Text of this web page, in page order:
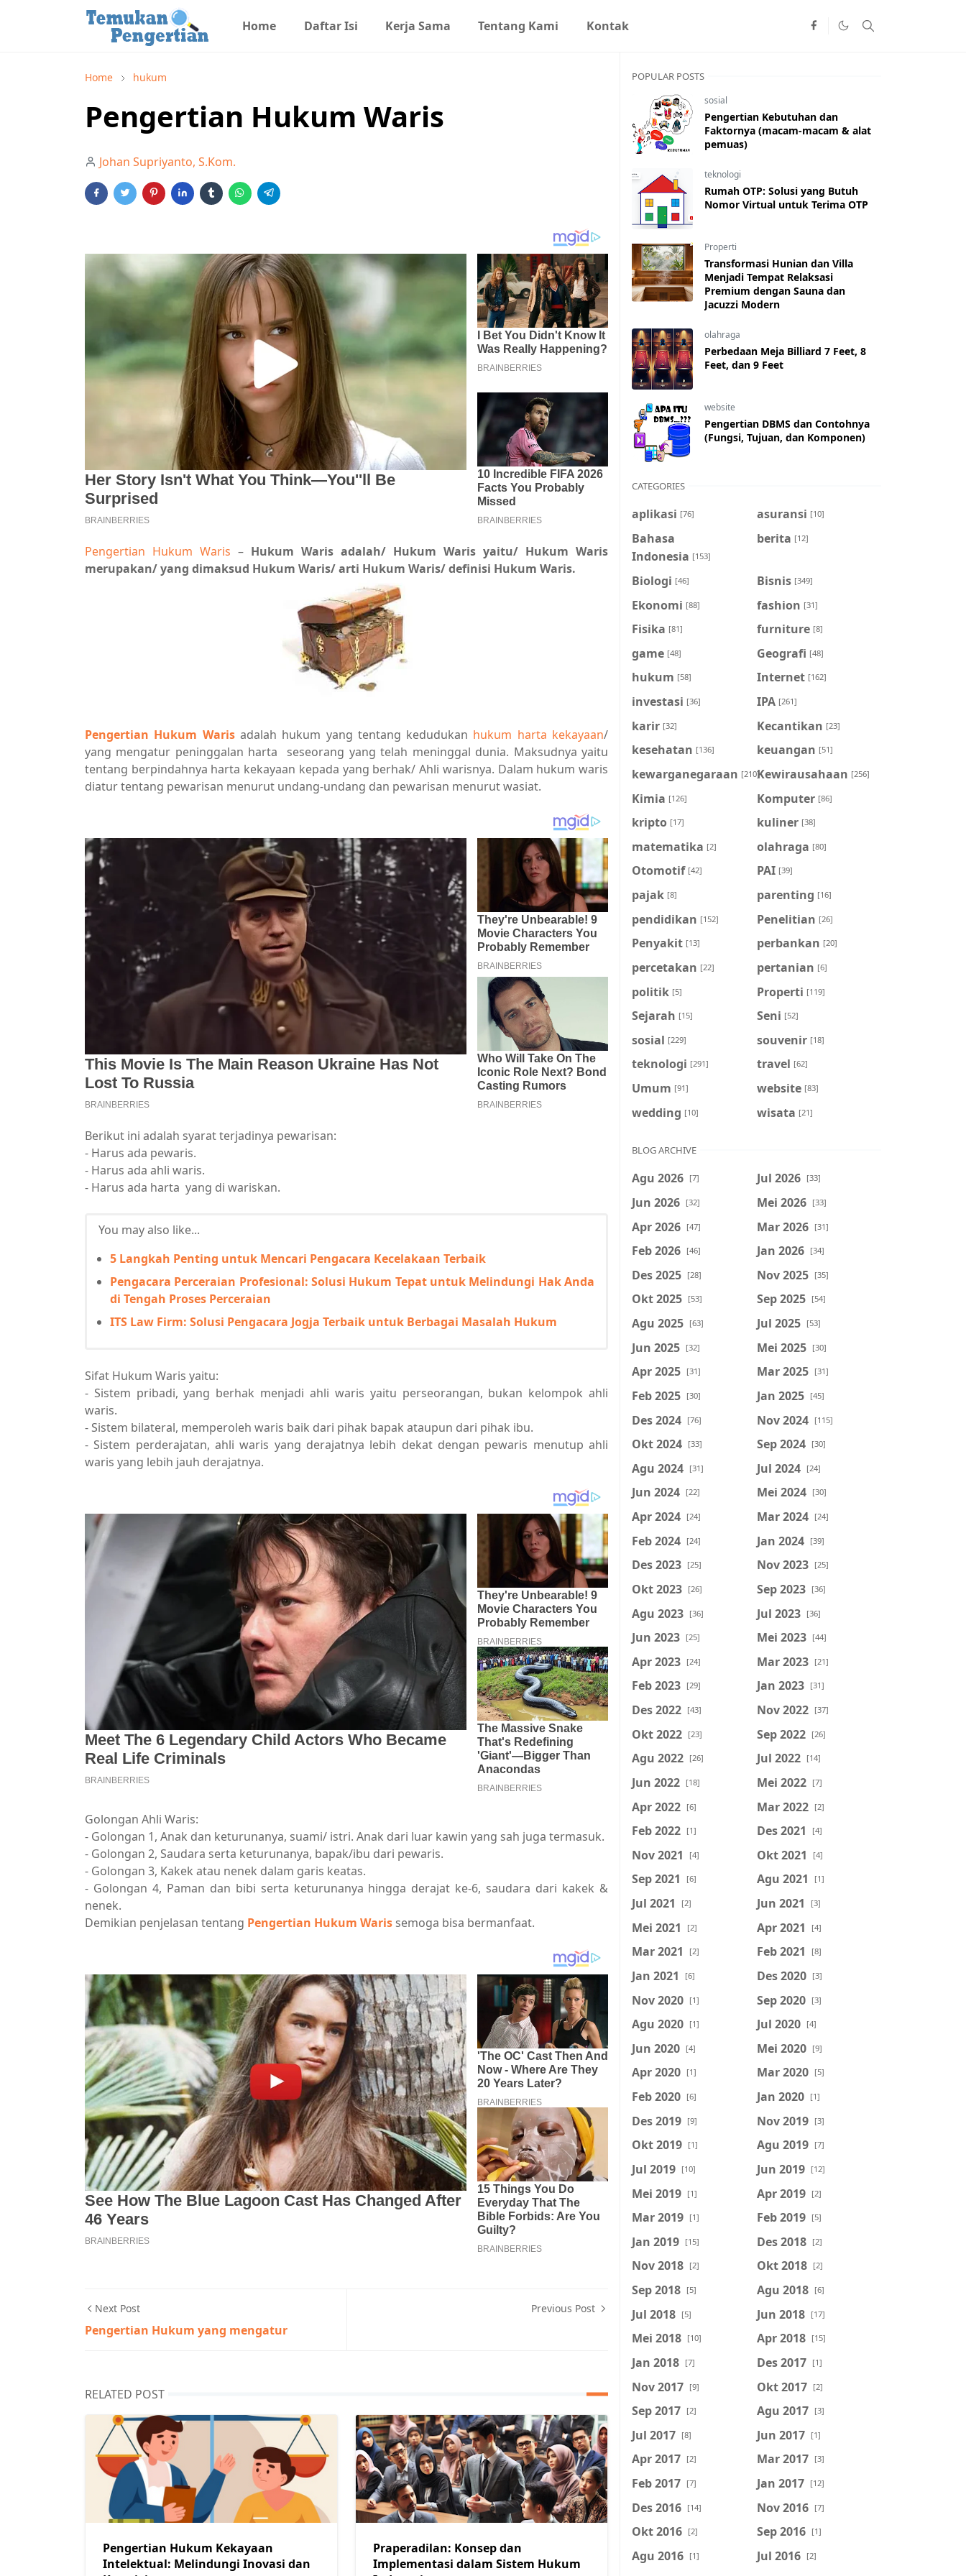
Home Daftar Isi Kerja Sama Tentang Kami Kontak
Home hukum
Pengertian Hukum Waris
Johan Supriyanto, S.Kom.
Pengertian Hukum Waris – Hukum Waris adalah/ Hukum Waris yaitu/ Hukum Waris
merupakan/ yang dimaksud Hukum Waris/ arti Hukum Waris/ definisi Hukum Waris.
Pengertian Hukum Warisadalah hukum yang tentang kedudukan hukum harta kekayaan/
yang mengatur peninggalan harta seseorang yang telah meninggal dunia. Maksudnya yaitu
tentang berpindahnya harta kekayaan kepada yang berhak/ Ahli warisnya. Dalam hukum waris
diatur tentang pewarisan menurut undang-undang dan pewarisan menurut wasiat.
Berikut ini adalah syarat terjadinya pewarisan:
- Harus ada pewaris.
- Harus ada ahli waris.
- Harus ada harta yang di wariskan.
You may also like...
5 Langkah Penting untuk Mencari Pengacara Kecelakaan Terbaik
Pengacara Perceraian Profesional: Solusi Hukum Tepat untuk Melindungi Hak Anda
di Tengah Proses Perceraian
ITS Law Firm: Solusi Pengacara Jogja Terbaik untuk Berbagai Masalah Hukum
Sifat Hukum Waris yaitu:
- Sistem pribadi, yang berhak menjadi ahli waris yaitu perseorangan, bukan kelompok ahli
waris.
- Sistem bilateral, memperoleh waris baik dari pihak bapak ataupun dari pihak ibu.
- Sistem perderajatan, ahli waris yang derajatnya lebih dekat dengan pewaris menutup ahli
waris yang lebih jauh derajatnya.
Golongan Ahli Waris:
- Golongan 1, Anak dan keturunanya, suami/ istri. Anak dari luar kawin yang sah juga termasuk.
- Golongan 2, Saudara serta keturunanya, bapak/ibu dari pewaris.
- Golongan 3, Kakek atau nenek dalam garis keatas.
- Golongan 4, Paman dan bibi serta keturunanya hingga derajat ke-6, saudara dari kakek &
nenek.
Demikian penjelasan tentang Pengertian Hukum Waris semoga bisa bermanfaat.
Next Post
Pengertian Hukum yang mengatur
Previous Post
RELATED POST
Pengertian Hukum Kekayaan
Intelektual: Melindungi Inovasi dan
Praperadilan: Konsep dan
Implementasi dalam Sistem Hukum
POPULAR POSTS
sosial
Pengertian Kebutuhan dan
Faktornya (macam-macam & alat
pemuas)
teknologi
Rumah OTP: Solusi yang Butuh
Nomor Virtual untuk Terima OTP
Properti
Transformasi Hunian dan Villa
Menjadi Tempat Relaksasi
Premium dengan Sauna dan
Jacuzzi Modern
olahraga
Perbedaan Meja Billiard 7 Feet, 8
Feet, dan 9 Feet
website
Pengertian DBMS dan Contohnya
(Fungsi, Tujuan, dan Komponen)
CATEGORIES
aplikasi [76] asuransi [10]
Bahasa
Indonesia [153]
berita [12]
Biologi [46] Bisnis [349]
Ekonomi [88] fashion [31]
Fisika [81] furniture [8]
game [48] Geografi [48]
hukum [58] Internet [162]
investasi [36] IPA [261]
karir [32] Kecantikan [23]
kesehatan [136] keuangan [51]
kewarganegaraan [210]Kewirausahaan [256]
Kimia [126] Komputer [86]
kripto [17] kuliner [38]
matematika [2] olahraga [80]
Otomotif [42] PAI [39]
pajak [8] parenting [16]
pendidikan [152] Penelitian [26]
Penyakit [13] perbankan [20]
percetakan [22] pertanian [6]
politik [5] Properti [119]
Sejarah [15] Seni [52]
sosial [229] souvenir [18]
teknologi [291] travel [62]
Umum [91] website [83]
wedding [10] wisata [21]
BLOG ARCHIVE
Agu 2026 [7] Jul 2026 [33]
Jun 2026 [32] Mei 2026 [33]
Apr 2026 [47] Mar 2026 [31]
Feb 2026 [46] Jan 2026 [34]
Des 2025 [28] Nov 2025 [35]
Okt 2025 [53] Sep 2025 [54]
Agu 2025 [63] Jul 2025 [53]
Jun 2025 [32] Mei 2025 [30]
Apr 2025 [31] Mar 2025 [31]
Feb 2025 [30] Jan 2025 [45]
Des 2024 [76] Nov 2024 [115]
Okt 2024 [33] Sep 2024 [30]
Agu 2024 [31] Jul 2024 [24]
Jun 2024 [22] Mei 2024 [30]
Apr 2024 [24] Mar 2024 [24]
Feb 2024 [24] Jan 2024 [39]
Des 2023 [25] Nov 2023 [25]
Okt 2023 [26] Sep 2023 [36]
Agu 2023 [36] Jul 2023 [36]
Jun 2023 [25] Mei 2023 [44]
Apr 2023 [24] Mar 2023 [21]
Feb 2023 [29] Jan 2023 [31]
Des 2022 [43] Nov 2022 [37]
Okt 2022 [23] Sep 2022 [26]
Agu 2022 [26] Jul 2022 [14]
Jun 2022 [18] Mei 2022 [7]
Apr 2022 [6] Mar 2022 [2]
Feb 2022 [1] Des 2021 [4]
Nov 2021 [4] Okt 2021 [4]
Sep 2021 [6] Agu 2021 [1]
Jul 2021 [2] Jun 2021 [3]
Mei 2021 [2] Apr 2021 [4]
Mar 2021 [2] Feb 2021 [8]
Jan 2021 [6] Des 2020 [3]
Nov 2020 [1] Sep 2020 [3]
Agu 2020 [1] Jul 2020 [4]
Jun 2020 [4] Mei 2020 [9]
Apr 2020 [1] Mar 2020 [5]
Feb 2020 [6] Jan 2020 [1]
Des 2019 [9] Nov 2019 [3]
Okt 2019 [1] Agu 2019 [7]
Jul 2019 [10] Jun 2019 [12]
Mei 2019 [1] Apr 2019 [2]
Mar 2019 [1] Feb 2019 [5]
Jan 2019 [15] Des 2018 [2]
Nov 2018 [2] Okt 2018 [2]
Sep 2018 [5] Agu 2018 [6]
Jul 2018 [5] Jun 2018 [17]
Mei 2018 [10] Apr 2018 [15]
Jan 2018 [7] Des 2017 [1]
Nov 2017 [9] Okt 2017 [2]
Sep 2017 [2] Agu 2017 [3]
Jul 2017 [8] Jun 2017 [1]
Apr 2017 [2] Mar 2017 [3]
Feb 2017 [7] Jan 2017 [12]
Des 2016 [14] Nov 2016 [7]
Okt 2016 [2] Sep 2016 [1]
Agu 2016 [1] Jul 2016 [2]